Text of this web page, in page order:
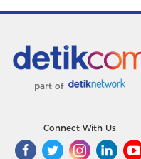
part of
Connect With Us